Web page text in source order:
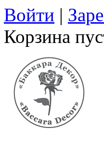
Войти |
Корзина